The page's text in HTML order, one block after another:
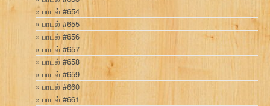
பாடல் #654
பாடல் #655
பாடல் #656
பாடல் #657
பாடல் #658
பாடல் #659
பாடல் #660
பாடல் #661